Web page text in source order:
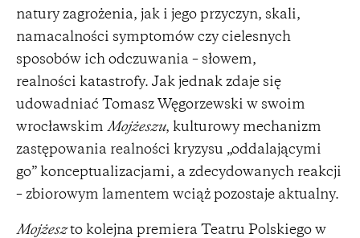
natury zagrożenia, jak i jego przyczyn, skali,
namacalności symptomów czy cielesnych
sposobów ich odczuwania – słowem,
realności katastrofy. Jak jednak zdaje się
udowadniać Tomasz Węgorzewski w swoim
wrocławskim Mojżeszu, kulturowy mechanizm
zastępowania realności kryzysu „oddalającymi
go” konceptualizacjami, a zdecydowanych reakcji
– zbiorowym lamentem wciąż pozostaje aktualny.
Mojżeszto kolejna premiera Teatru Polskiego w